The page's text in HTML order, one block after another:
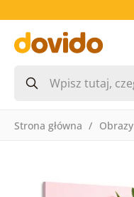
Strona główna Obrazy